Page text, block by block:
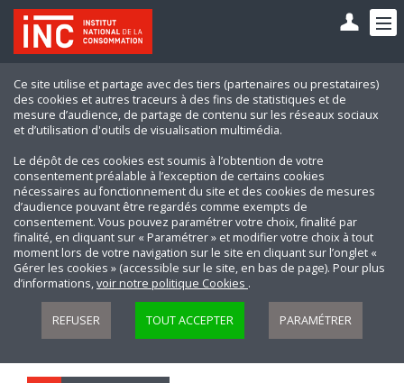
Ce site utilise et partage avec des tiers (partenaires ou prestataires)
des cookies et autres traceurs à des fins de statistiques et de
mesure d’audience, de partage de contenu sur les réseaux sociaux
et d’utilisation d'outils de visualisation multimédia.
Le dépôt de ces cookies est soumis à l’obtention de votre
consentement préalable à l’exception de certains cookies
nécessaires au fonctionnement du site et des cookies de mesures
d’audience pouvant être regardés comme exempts de
consentement. Vous pouvez paramétrer votre choix, finalité par
finalité, en cliquant sur « Paramétrer » et modifier votre choix à tout
moment lors de votre navigation sur le site en cliquant sur l’onglet «
Gérer les cookies » (accessible sur le site, en bas de page). Pour plus
d’informations,voir notre politique Cookies .
REFUSER TOUT ACCEPTER PARAMÉTRER